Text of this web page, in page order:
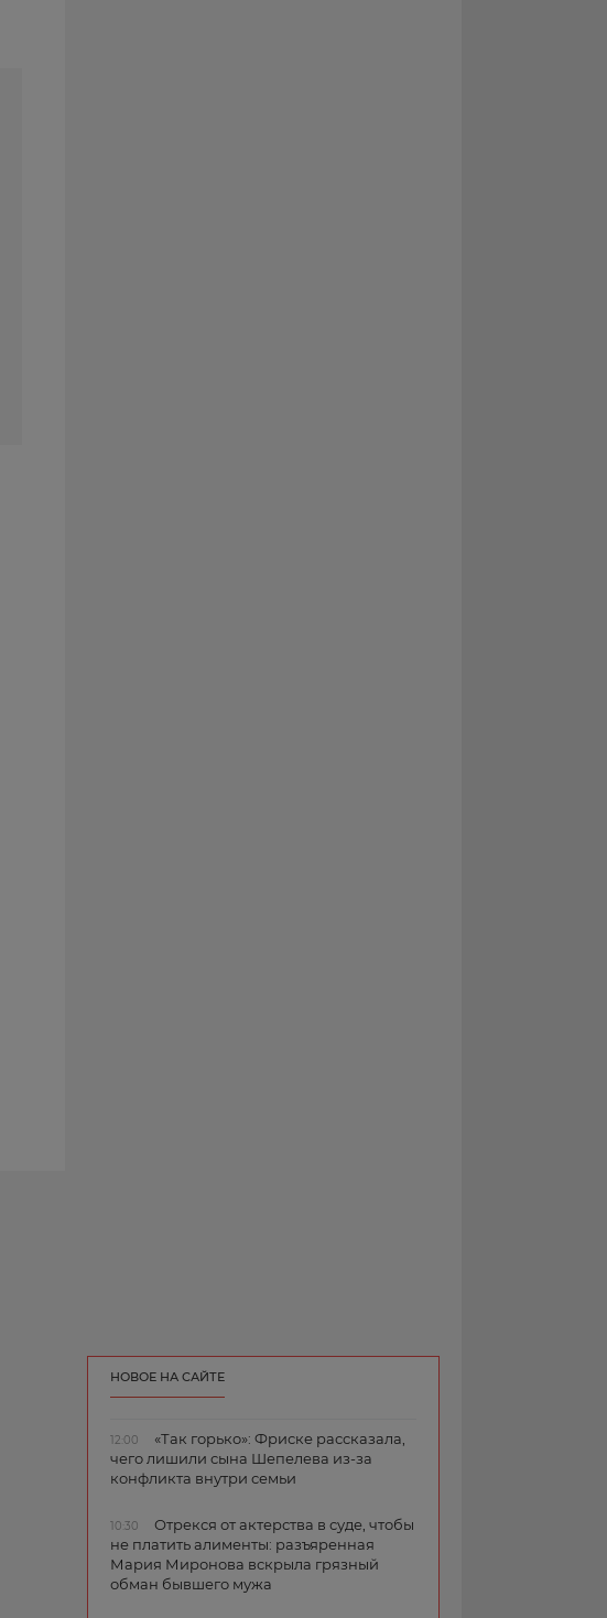
НОВОЕ НА САЙТЕ
12:00
«Так горько»: Фриске рассказала,
чего лишили сына Шепелева из-за
конфликта внутри семьи
10:30
Отрекся от актерства в суде, чтобы
не платить алименты: разъяренная
Мария Миронова вскрыла грязный
обман бывшего мужа